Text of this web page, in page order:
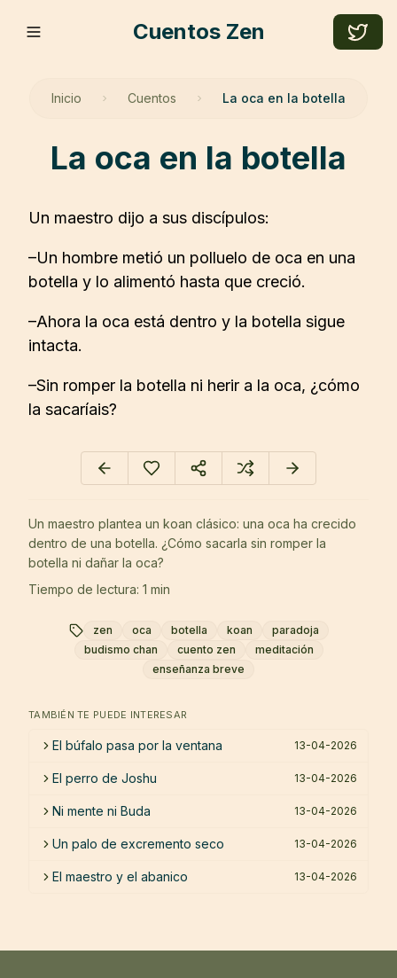
Cuentos Zen
Inicio Cuentos La oca en la botella
la oca en la botella
Un maestro dijo a sus discípulos:
–Un hombre metió un polluelo de oca en una
botella y lo alimentó hasta que creció.
–Ahora la oca está dentro y la botella sigue
intacta.
–Sin romper la botella ni herir a la oca, ¿cómo
la sacaríais?
Un maestro plantea un koan clásico: una oca ha crecido
dentro de una botella. ¿Cómo sacarla sin romper la
botella ni dañar la oca?
Tiempo de lectura: 1 min
zen oca botella koan
paradoja
budismo chan
cuento zen
meditación
enseñanza breve
TAMBIÉN TE PUEDE INTERESAR
El búfalo pasa por la ventana 13-04-2026
El perro de Joshu 13-04-2026
Ni mente ni Buda 13-04-2026
Un palo de excremento seco 13-04-2026
El maestro y el abanico 13-04-2026